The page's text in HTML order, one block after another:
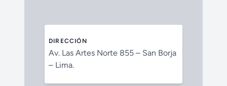
DIRECCIÓN
Av. Las Artes Norte 855 – San Borja
– Lima.